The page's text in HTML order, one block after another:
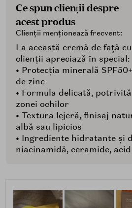
Ce spun clienții despre
acest produs
Clienții menționează frecvent:
La această cremă de față
clienții apreciază în special:
• Protecția minerală
de zinc
• Formula delicată,
zonei ochilor
• Textura lejeră, finisaj
albă sau lipicios
• Ingrediente hidratante și
niacinamidă, ceramide,